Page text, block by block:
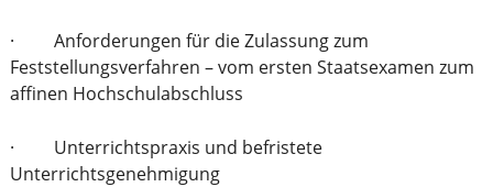
· Anforderungen für die Zulassung zum
Feststellungsverfahren – vom ersten Staatsexamen zum
affinen Hochschulabschluss
· Unterrichtspraxis und befristete
Unterrichtsgenehmigung